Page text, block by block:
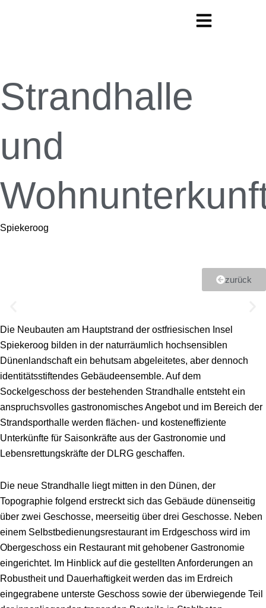
Strandhalle
und
Spiekeroog
zurück
Die Neubauten am Hauptstrand der ostfriesischen Insel
Spiekeroog bilden in der naturräumlich hochsensiblen
Dünenlandschaft ein behutsam abgeleitetes, aber dennoch
identitätsstiftendes Gebäudeensemble. Auf dem
Sockelgeschoss der bestehenden Strandhalle entsteht ein
anspruchsvolles gastronomisches Angebot und im Bereich der
Strandsporthalle werden flächen- und kosteneffiziente
Unterkünfte für Saisonkräfte aus der Gastronomie und
Lebensrettungskräfte der DLRG geschaffen.
Die neue Strandhalle liegt mitten in den Dünen, der
Topographie folgend erstreckt sich das Gebäude dünenseitig
über zwei Geschosse, meerseitig über drei Geschosse. Neben
einem Selbstbedienungsrestaurant im Erdgeschoss wird im
Obergeschoss ein Restaurant mit gehobener Gastronomie
eingerichtet. Im Hinblick auf die gestellten Anforderungen an
Robustheit und Dauerhaftigkeit werden das im Erdreich
eingegrabene unterste Geschoss sowie der überwiegende Teil